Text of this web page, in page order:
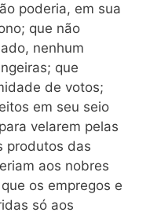
poderia, em sua
que não
nenhum
que
de votos;
em seu seio
velarem pelas
produtos das
aos nobres
os empregos e
só aos